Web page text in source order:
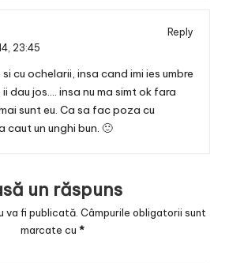
Reply
23:45
cu ochelarii, insa cand imi ies umbre
dau jos…. insa nu ma simt ok fara
sunt eu. Ca sa fac poza cu
caut un unghi bun. 🙂
un răspuns
va fi publicată. Câmpurile obligatorii sunt
marcate cu *